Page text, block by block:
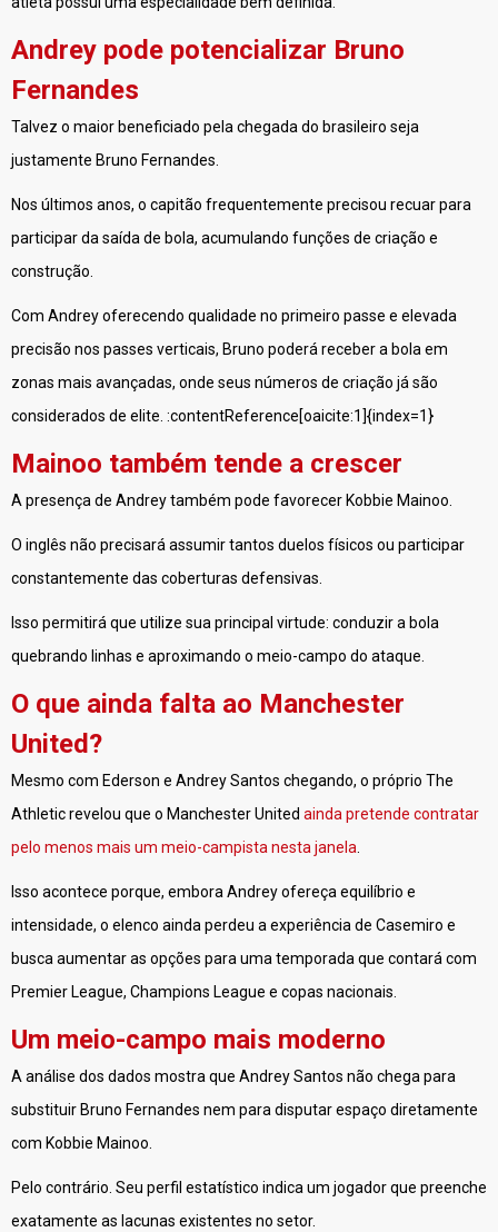
Andrey pode potencializar Bruno
Fernandes
Talvez o maior beneficiado pela chegada do brasileiro seja
justamente Bruno Fernandes.
Nos últimos anos, o capitão frequentemente precisou recuar para
participar da saída de bola, acumulando funções de criação e
construção.
Com Andrey oferecendo qualidade no primeiro passe e elevada
precisão nos passes verticais, Bruno poderá receber a bola em
zonas mais avançadas, onde seus números de criação já são
considerados de elite. :contentReference[oaicite:1]{index=1}
Mainoo também tende a crescer
A presença de Andrey também pode favorecer Kobbie Mainoo.
O inglês não precisará assumir tantos duelos físicos ou participar
constantemente das coberturas defensivas.
Isso permitirá que utilize sua principal virtude: conduzir a bola
quebrando linhas e aproximando o meio-campo do ataque.
O que ainda falta ao Manchester
United?
Mesmo com Ederson e Andrey Santos chegando, o próprio The
Athletic revelou que o Manchester United ainda pretende contratar
pelo menos mais um meio-campista nesta janela
Isso acontece porque, embora Andrey ofereça equilíbrio e
intensidade, o elenco ainda perdeu a experiência de Casemiro e
busca aumentar as opções para uma temporada que contará com
Premier League, Champions League e copas nacionais.
Um meio-campo mais moderno
A análise dos dados mostra que Andrey Santos não chega para
substituir Bruno Fernandes nem para disputar espaço diretamente
com Kobbie Mainoo.
Pelo contrário. Seu perfil estatístico indica um jogador que preenche
exatamente as lacunas existentes no setor.